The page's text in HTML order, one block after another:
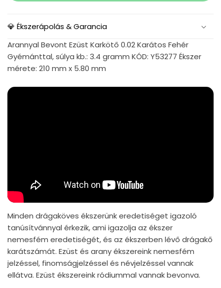
💎 Ékszerápolás & Garancia
Arannyal Bevont Ezüst Karkötő 0.02 Karátos Fehér
Gyémánttal, súlya kb.: 3.4 gramm KÓD: Y53277 Ékszer
mérete: 210 mm x 5.80 mm
Minden drágaköves ékszerünk eredetiséget igazoló
tanúsítvánnyal érkezik, ami igazolja az ékszer
nemesfém eredetiségét, és az ékszerben lévő drágakő
karátszámát. Ezüst és arany ékszereink nemesfém
jelzéssel, finomságjelzéssel és névjelzéssel vannak
ellátva. Ezüst ékszereink ródiummal vannak bevonva.